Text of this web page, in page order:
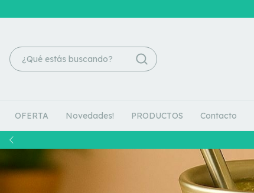
OFERTA Novedades! PRODUCTOS Contacto